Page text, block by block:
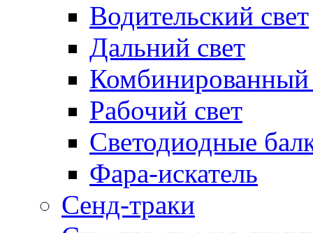
Водительский свет
Дальний свет
Комбинированный
Рабочий свет
Светодиодные
Фара-искатель
Сенд-траки